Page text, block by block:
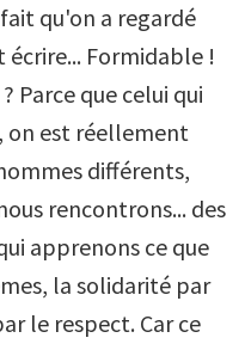
qu'on a regardé
Formidable !
Parce que celui qui
on est réellement
différents,
rencontrons... des
apprenons ce que
la solidarité par
le respect. Car ce